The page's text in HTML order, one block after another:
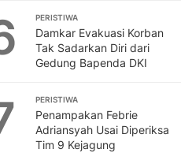
PERISTIWA
Damkar Evakuasi Korban
Tak Sadarkan Diri dari
Gedung Bapenda DKI
PERISTIWA
Penampakan Febrie
Adriansyah Usai Diperiksa
Tim 9 Kejagung